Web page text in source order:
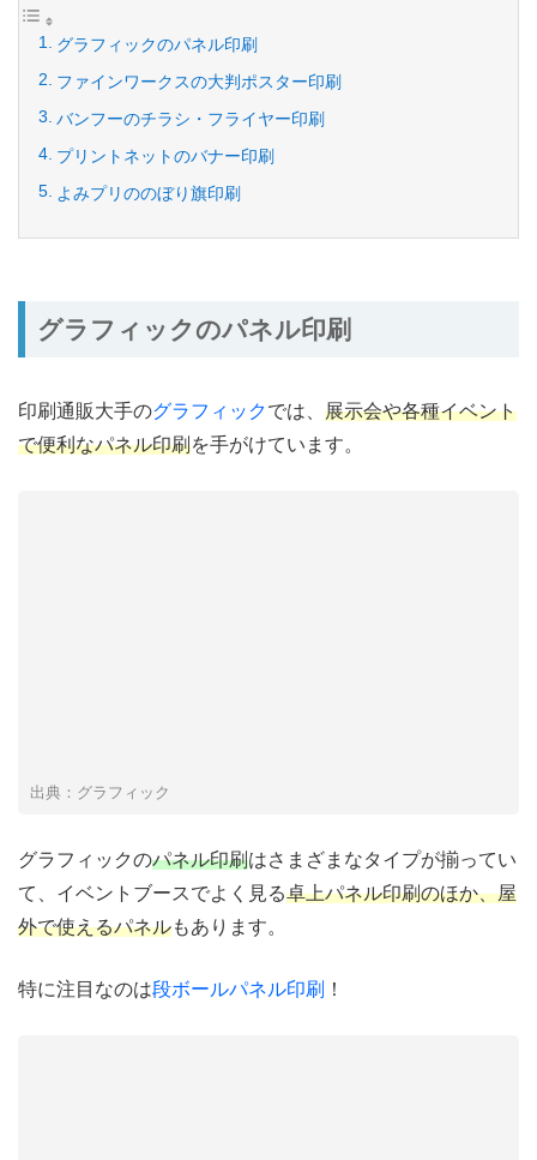
グラフィックのパネル印刷
ファインワークスの大判ポスター印刷
バンフーのチラシ・フライヤー印刷
プリントネットのバナー印刷
よみプリののぼり旗印刷
グラフィックのパネル印刷
印刷通販大手のグラフィックでは、 展示会や各種イベント
で便利なパネル印刷を手がけています。
出典：グラフィック
グラフィックのパネル印刷はさまざまなタイプが揃ってい
て、イベントブースでよく見る卓上パネル印刷のほか、屋
外で使えるパネルもあります。
特に注目なのは段ボールパネル印刷 ！